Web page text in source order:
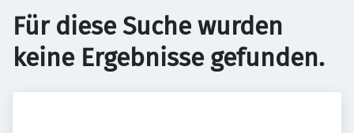
Für diese Suche wurden
keine Ergebnisse gefunden.